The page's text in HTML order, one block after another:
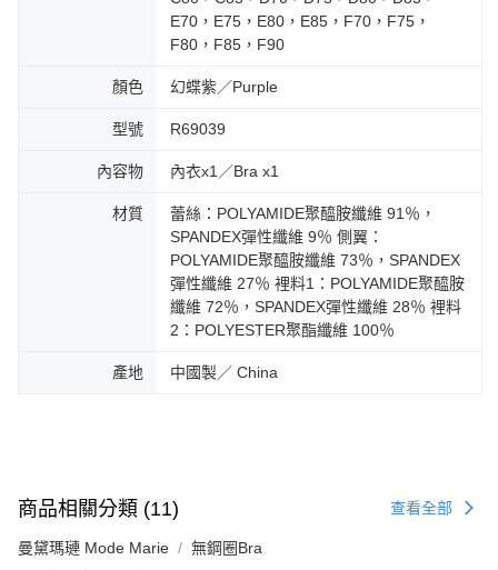
E70，E75，E80，E85，F70，F75，
F80，F85，F90
顏色 幻蝶紫／Purple
型號 R69039
內容物 內衣x1／Bra x1
材質
蕾絲：POLYAMIDE聚醯胺纖維 91％，
SPANDEX彈性纖維 9％ 側翼：
POLYAMIDE聚醯胺纖維 73％，SPANDEX
彈性纖維 27％ 裡料1：POLYAMIDE聚醯胺
纖維 72％，SPANDEX彈性纖維 28％ 裡料
2：POLYESTER聚酯纖維 100％
產地 中國製／ China
商品相關分類 (11) 查看全部
曼黛瑪璉 Mode Marie 無鋼圈Bra